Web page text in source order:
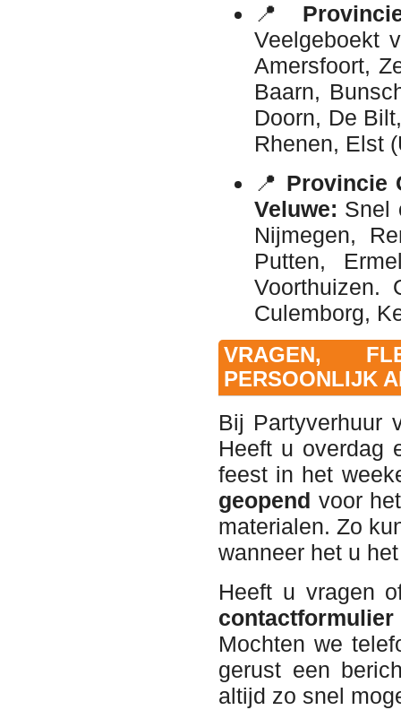
📍
Veelgeboekt
Amersfoort,
Baarn,
Doorn, De
Rhenen, Elst
📍 Provincie
Veluwe: Snel
Nijmegen,
Putten,
Voorthuizen.
Culemborg,
VRAGEN,
PERSOONLIJK
Bij Partyverhuur
Heeft u overdag
feest in het
geopend voor
materialen. Zo
wanneer het u
Heeft u vragen
Mochten we
gerust een
altijd zo snel